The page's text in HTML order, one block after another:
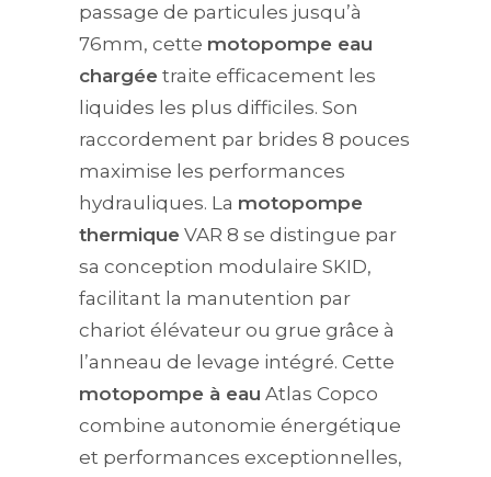
passage de particules jusqu’à
76mm, cette motopompe eau
chargée traite efficacement les
liquides les plus difficiles. Son
raccordement par brides 8 pouces
maximise les performances
hydrauliques. La motopompe
thermique VAR 8 se distingue par
sa conception modulaire SKID,
facilitant la manutention par
chariot élévateur ou grue grâce à
l’anneau de levage intégré. Cette
motopompe à eau Atlas Copco
combine autonomie énergétique
et performances exceptionnelles,